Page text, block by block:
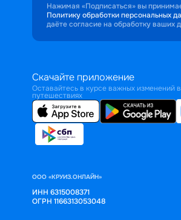
Нажимая «Подписаться» вы
Политику обработки персональных
даёте согласие на обработку ваших
Скачайте приложение
Оставайтесь в курсе важных изменений
путешествиях
ООО «КРУИЗ.ОНЛАЙН»
ИНН 6315008371
ОГРН 1166313053048